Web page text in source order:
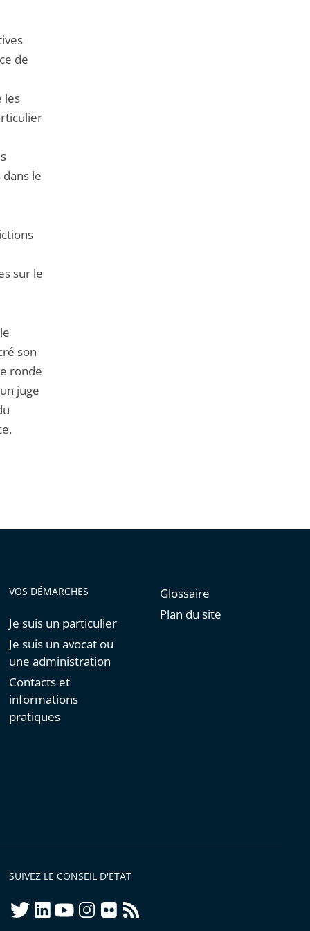
de
les
le
sur le
son
ronde
juge
VOS DÉMARCHES
Je suis un particulier
Je suis un avocat ou
une administration
Contacts et
informations
pratiques
Glossaire
Plan du site
SUIVEZ LE CONSEIL D'ETAT
twitterlinkedInyoutubeinstagram
flickrrss